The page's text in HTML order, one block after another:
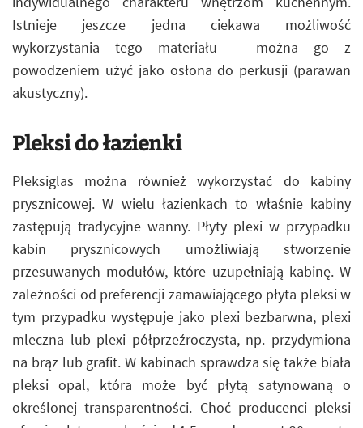
Istnieje jeszcze jedna ciekawa możliwość
wykorzystania tego materiału – można go z
powodzeniem użyć jako osłona do perkusji (parawan
akustyczny).
Pleksi do łazienki
Pleksiglas można również wykorzystać do kabiny
prysznicowej. W wielu łazienkach to właśnie kabiny
zastępują tradycyjne wanny. Płyty plexi w przypadku
kabin prysznicowych umożliwiają stworzenie
przesuwanych modułów, które uzupełniają kabinę. W
zależności od preferencji zamawiającego płyta pleksi w
tym przypadku występuje jako plexi bezbarwna, plexi
mleczna lub plexi półprzeźroczysta, np. przydymiona
na brąz lub grafit. W kabinach sprawdza się także biała
pleksi opal, która może być płytą satynowaną o
określonej transparentności. Choć producenci pleksi